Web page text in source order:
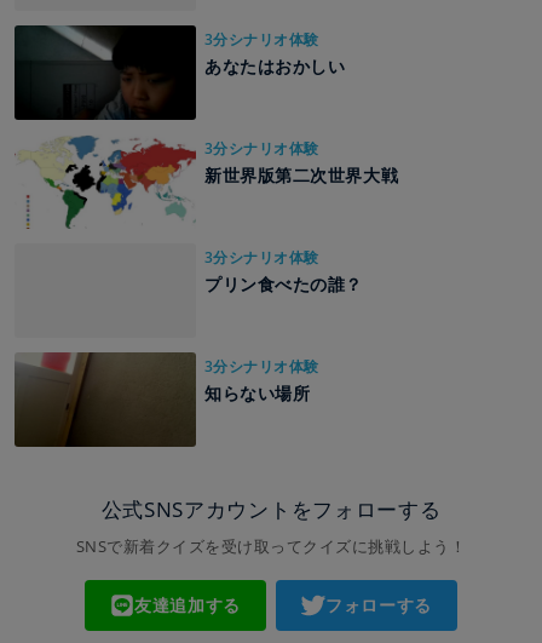
3分シナリオ体験
あなたはおかしい
3分シナリオ体験
新世界版第二次世界大戦
3分シナリオ体験
プリン食べたの誰？
3分シナリオ体験
知らない場所
公式SNSアカウントをフォローする
SNSで新着クイズを受け取ってクイズに挑戦しよう！
友達追加する フォローする